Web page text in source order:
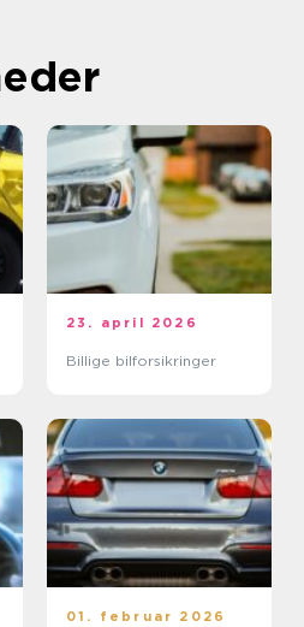
23. april 2026
Billige bilforsikringer
01. februar 2026